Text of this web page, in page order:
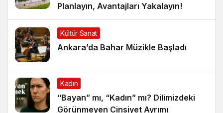
Planlayın, Avantajları Yakalayın!
Kültür Sanat
Ankara’da Bahar Müzikle Başladı
Kadın
“Bayan” mı, “Kadın” mı? Dilimizdeki
Görünmeyen Cinsiyet Ayrımı